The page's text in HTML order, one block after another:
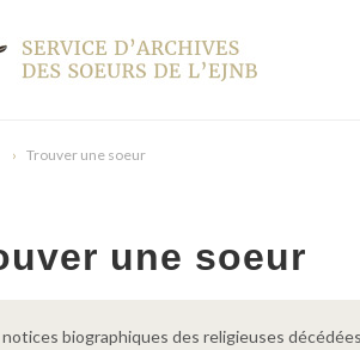
Trouver une soeur
une soeur
notices biographiques des religieuses